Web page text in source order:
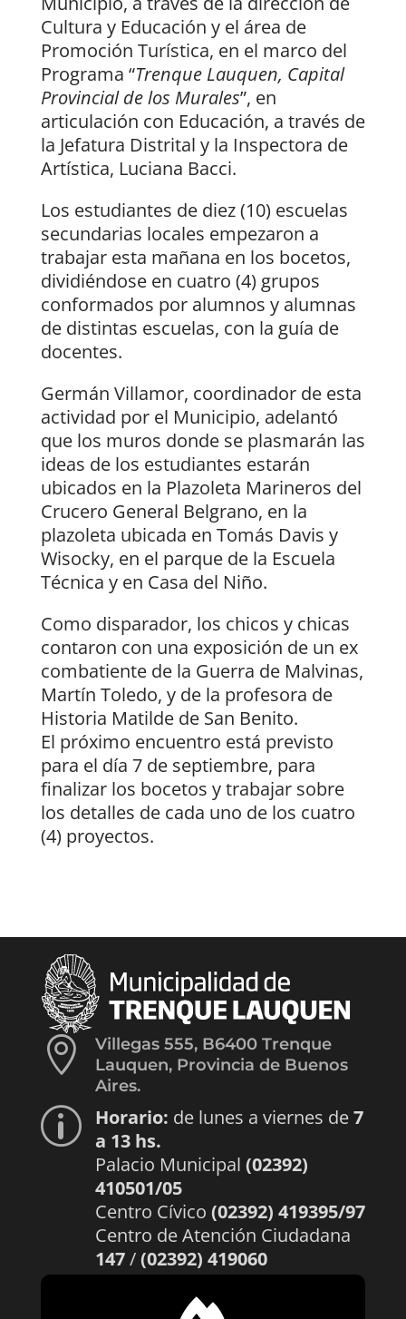
Cultura y Educación y el área de
Promoción Turística, en el marco del
Programa “Trenque Lauquen, Capital
Provincial de los Murales”, en
articulación con Educación, a través de
la Jefatura Distrital y la Inspectora de
Artística, Luciana Bacci.
Los estudiantes de diez (10) escuelas
secundarias locales empezaron a
trabajar esta mañana en los bocetos,
dividiéndose en cuatro (4) grupos
conformados por alumnos y alumnas
de distintas escuelas, con la guía de
docentes.
Germán Villamor, coordinador de esta
actividad por el Municipio, adelantó
que los muros donde se plasmarán las
ideas de los estudiantes estarán
ubicados en la Plazoleta Marineros del
Crucero General Belgrano, en la
plazoleta ubicada en Tomás Davis y
Wisocky, en el parque de la Escuela
Técnica y en Casa del Niño.
Como disparador, los chicos y chicas
contaron con una exposición de un ex
combatiente de la Guerra de Malvinas,
Martín Toledo, y de la profesora de
Historia Matilde de San Benito.
El próximo encuentro está previsto
para el día 7 de septiembre, para
finalizar los bocetos y trabajar sobre
los detalles de cada uno de los cuatro
(4) proyectos.

Villegas 555, B6400 Trenque
Lauquen, Provincia de Buenos
Aires.
p Horario: de lunes a viernes de7
a 13 hs.
Palacio Municipal (02392)
410501/05
Centro Cívico (02392) 419395/97
Centro de Atención Ciudadana
147/(02392) 419060